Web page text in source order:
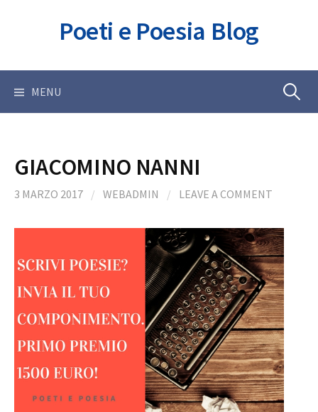
Poeti e Poesia Blog
MENU Ricerca
GIACOMINO NANNI
3 MARZO 2017 / WEBADMIN / LEAVE A COMMENT